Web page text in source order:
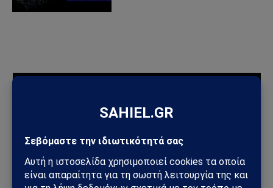
Ηλεκτρική διασύνδεση Ελλάδας–Κύπρου: Η Meridiam παίρνει
γεωπολιτικό παιχνίδι
Σαουδική Αραβία – Υεμένη: Το Ριάντ προετοιμάζει μεγάλη
στρατιωτική επιχείρηση – Στο επίκεντρο Ερυθρά Θάλασσα και